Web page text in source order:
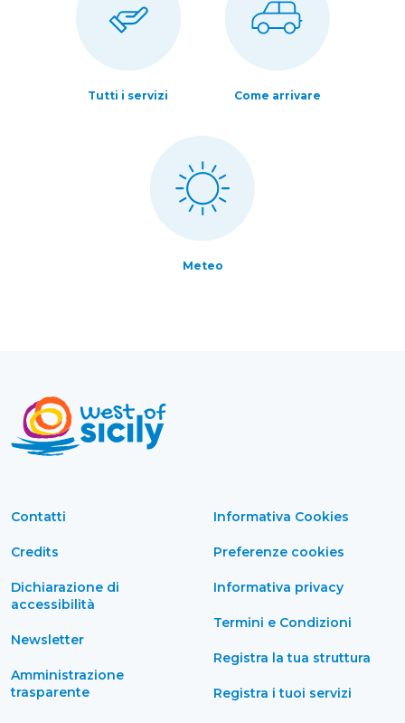
Tutti i servizi Come arrivare
Meteo
Contatti
Credits
Dichiarazione di
accessibilità
Newsletter
Amministrazione
trasparente
Informativa Cookies
Preferenze cookies
Informativa privacy
Termini e Condizioni
Registra la tua struttura
Registra i tuoi servizi